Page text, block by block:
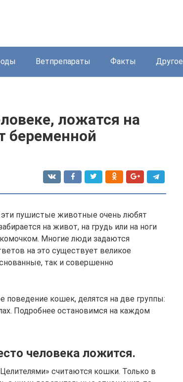
Ветпрепараты Факты Другое
ложатся на
беременной
пушистые животные очень любят
на живот, на грудь или на ноги
Многие люди задаются
на это существует великое
так и совершенно
кошек, делятся на две группы:
Подробнее остановимся на каждом
человека ложится.
считаются кошки. Только в